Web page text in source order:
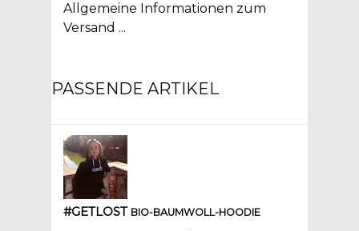
Allgemeine Informationen zum
Versand ...
PASSENDE ARTIKEL
#GETLOST BIO-BAUMWOLL-HOODIE